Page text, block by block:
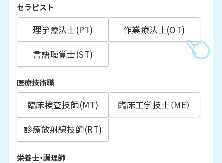
セラピスト
理学療法士(PT)
作業療法士(OT)
言語聴覚士(ST)
医療技術職
臨床検査技師(MT)
臨床工学技士（ME）
診療放射線技師(RT)
栄養士・調理師